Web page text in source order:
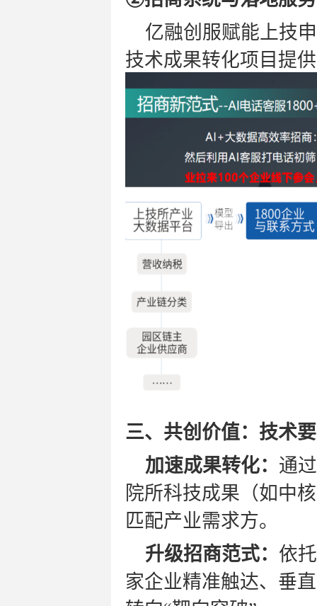
亿融创服赋能上技
技术成果转化项目提
三、共创价值：技术
加速成果转化： 通
院所科技成果（如中
匹配产业需求方。
升级招商范式： 依托
家企业精准触达、垂